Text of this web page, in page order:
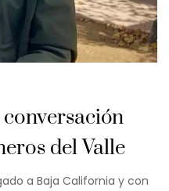
del Valle
a Baja California y con